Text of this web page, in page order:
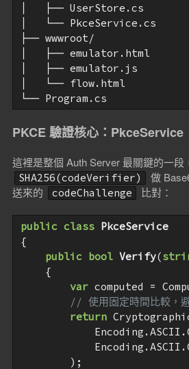
│   ├── UserStore.cs
│   └── PkceService.cs
├── wwwroot/
│   ├── emulator.html
│   ├── emulator.js
│   └── flow.html
PKCE 驗證核心：PkceService
這裡是整個 Auth Server 最關鍵的一段
SHA256(codeVerifier)
做
送來的
codeChallenge 比對：
public class PkceService
{
public bool Verify(
{
var computed =
// 使用固定時間比較
return
        );